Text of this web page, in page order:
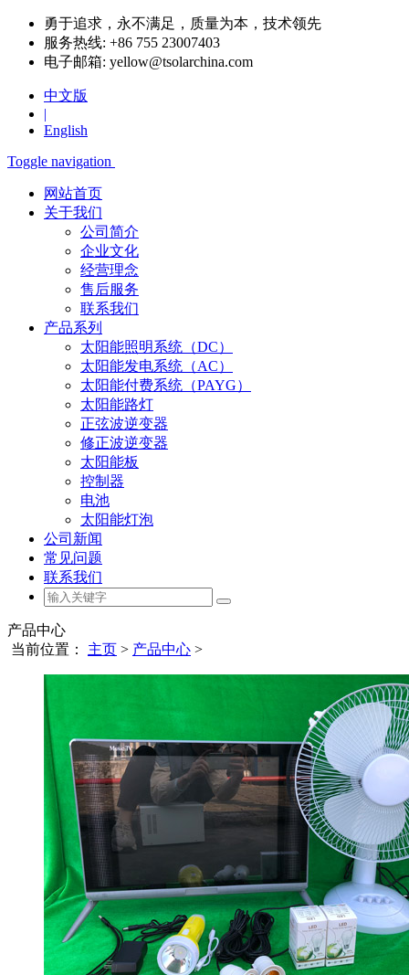
勇于追求，永不满足，质量为本，技术领先
服务热线: +86 755 23007403
电子邮箱: yellow@tsolarchina.com
中文版
|
English
Toggle navigation
网站首页
关于我们
公司简介
企业文化
经营理念
售后服务
联系我们
产品系列
太阳能照明系统（DC）
太阳能发电系统（AC）
太阳能付费系统（PAYG）
太阳能路灯
正弦波逆变器
修正波逆变器
太阳能板
控制器
电池
太阳能灯泡
公司新闻
常见问题
联系我们
产品中心
当前位置： 主页 > 产品中心 >